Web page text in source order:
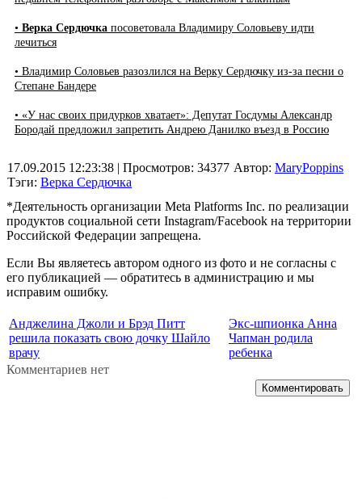
• Верка Сердючка посоветовала Владимиру Соловьеву идти
лечиться
• Владимир Соловьев разозлился на Верку Сердючку из-за песни о
Степане Бандере
• «У нас своих придурков хватает»: Депутат Госдумы Александр
Бородай предложил запретить Андрею Данилко въезд в Россию
17.09.2015 12:23:38 | Просмотров: 34377
Тэги: Верка Сердючка
Автор: MaryPoppins
*Деятельность организации Meta Platforms Inc. по реализации
продуктов социальной сети Instagram/Facebook на территории
Российской Федерации запрещена.
Если Вы являетесь автором одного из фото и не согласны с
его публикацией — обратитесь в администрацию и мы
исправим ошибку.
Анджелина Джоли и Брэд Питт
решила показать свою дочку Шайло
врачу
Экс-шпионка Анна
Чапман родила
ребенка
Комментариев нет
Комментировать